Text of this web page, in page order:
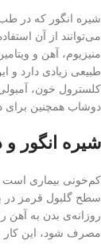
شیره انگور که در
می‌توانند از آن
طبیعی زیادی دارد و
کلسترول خون،
دوشاب همچنین برای
شیره انگور
سطح گلبول قرمز در
روزانه‌ی بدن به آهن
مصرف شود، این کار